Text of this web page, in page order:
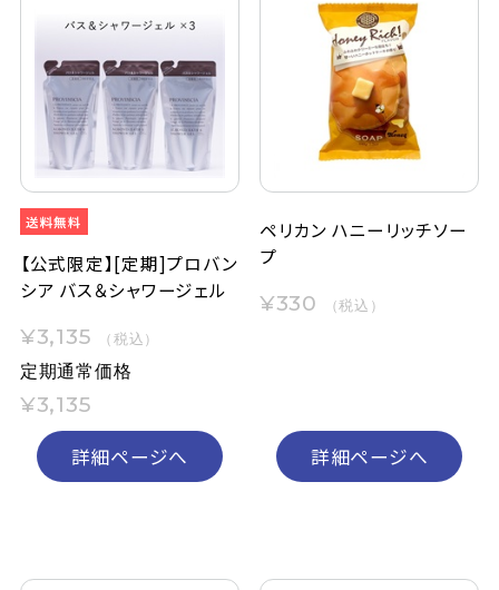
【公式限定】[定期]プロバン
シア バス＆シャワージェル
¥3,135 （税込）
定期通常価格
¥3,135
詳細ページへ
ペリカン ハニーリッチソー
プ
¥330 （税込）
詳細ページへ